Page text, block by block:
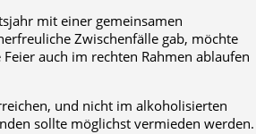
mit einer gemeinsamen
Zwischenfälle gab, möchte
auch im rechten Rahmen ablaufen
und nicht im alkoholisierten
sollte möglichst vermieden werden.